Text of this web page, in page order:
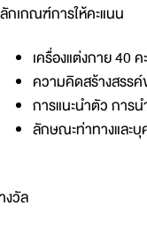
กเกณฑ์การให้คะแนน
เครื่องแต่งกาย 40 ค
ความคิดสร้างสรร
การแนะนำตัว การ
ลักษณะท่าทางและ
งวัล